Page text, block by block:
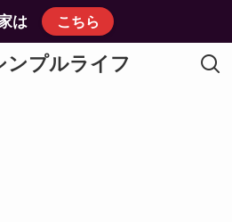
は こちら
ンプルライフ